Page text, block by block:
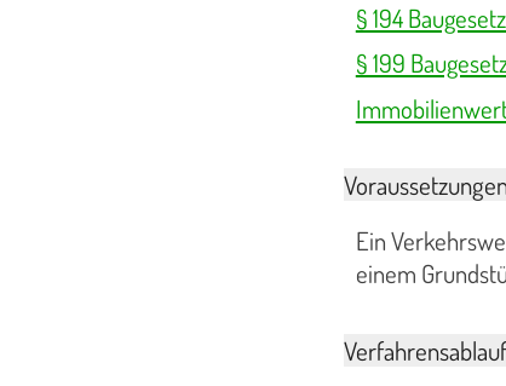
§ 194
§ 199
Ein
einem
Verfahrensablauf